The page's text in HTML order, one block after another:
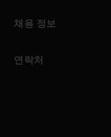
채용 정보
연락처